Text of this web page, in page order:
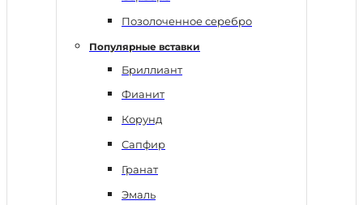
Позолоченное серебро
Популярные вставки
Бриллиант
Фианит
Корунд
Сапфир
Гранат
Эмаль